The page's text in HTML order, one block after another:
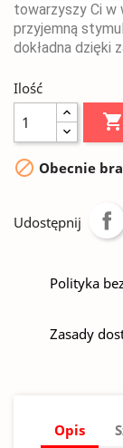
towarzyszy Ci w
przyjemną
dokładna dzięki
Ilość

 Obecnie
Udostępnij
Polityka
Zasady
Opis